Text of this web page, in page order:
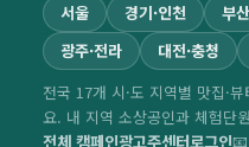
서울 경기·인천 부
광주·전라
대전·충청
전국 17개 시·도 지역별 맛집·
요. 내 지역 소상공인과 체험단
전체 캠페인광고주센터로그인